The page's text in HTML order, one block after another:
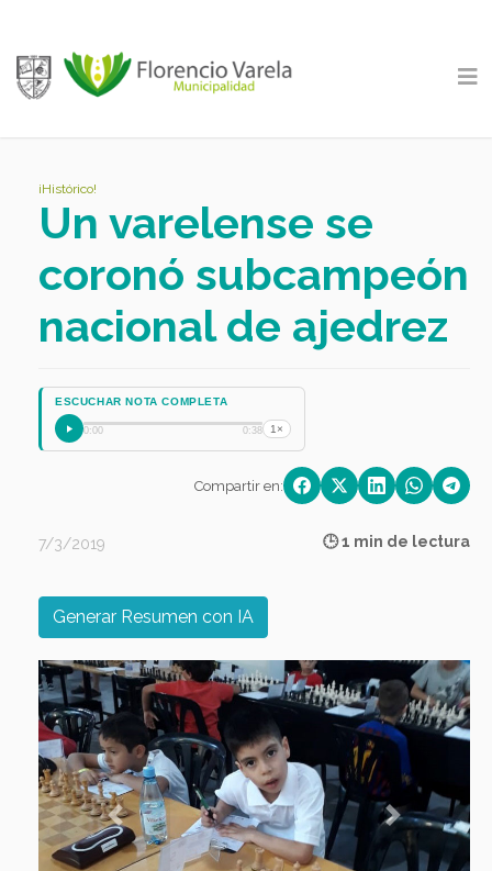
¡Histórico!
Un varelense se
coronó subcampeón
nacional de ajedrez
ESCUCHAR NOTA COMPLETA
0:00 0:38 1×
Compartir en:
7/3/2019 🕒 1 min de lectura
Generar Resumen con IA
Previous Next